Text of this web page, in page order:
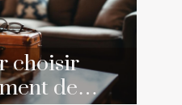
choisir
de